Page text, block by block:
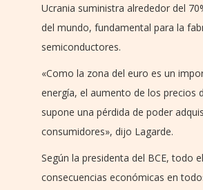
Ucrania suministra alrededor del
del mundo, fundamental para la
semiconductores.
«Como la zona del euro es un
energía, el aumento de los precios
supone una pérdida de poder
consumidores», dijo Lagarde.
Según la presidenta del BCE, todo
consecuencias económicas en